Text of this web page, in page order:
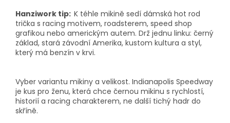
Hanziwork tip: K téhle mikině sedí dámská hot rod
trička s racing motivem, roadsterem, speed shop
grafikou nebo americkým autem. Drž jednu linku: černý
základ, stará závodní Amerika, kustom kultura a styl,
který má benzín v krvi.
Vyber variantu mikiny a velikost. Indianapolis Speedway
je kus pro ženu, která chce černou mikinu s rychlostí,
historií a racing charakterem, ne další tichý hadr do
skříně.